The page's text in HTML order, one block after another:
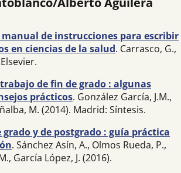
manual de instrucciones para escribir
en ciencias de la salud. Carrasco, G.,
de fin de grado : algunas
prácticos. González García, J.M.,
M. (2014). Madrid: Síntesis.
grado y de postgrado : guía práctica
. Sánchez Asín, A., Olmos Rueda, P.,
García López, J. (2016).